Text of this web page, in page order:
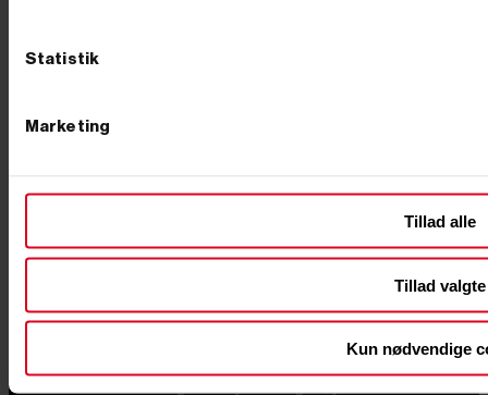
Statistik
Marketing
Tillad alle
Tillad valgte
Kun nødvendige
i mange år, sker det også, at noget skal skiftes –
drivkraft og udstyr. Mindre modeller fås til en
du for vægt, motorkraft og det udstyr, der følger med.
hurtigskift fra start er ofte billigere end at købe det hele
budgettet. Køb din minigraver hos Primus Danmark Vi
ved, at en minigraver er en stor beslutning, og derfor
står vi klar med rådgivning, før du køber. Vi har eget